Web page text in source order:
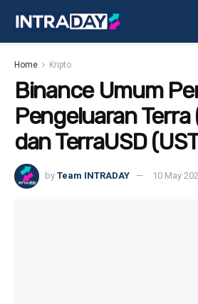
Home Kripto
Binance Umum
Pengeluaran Terra
dan TerraUSD
by Team INTRADAY 10 May